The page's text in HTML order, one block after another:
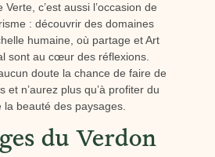
c’est aussi l’occasion de
: découvrir des domaines
humaine, où partage et Art
sont au cœur des réflexions.
doute la chance de faire de
et n’aurez plus qu’à profiter du
beauté des paysages.
du Verdon